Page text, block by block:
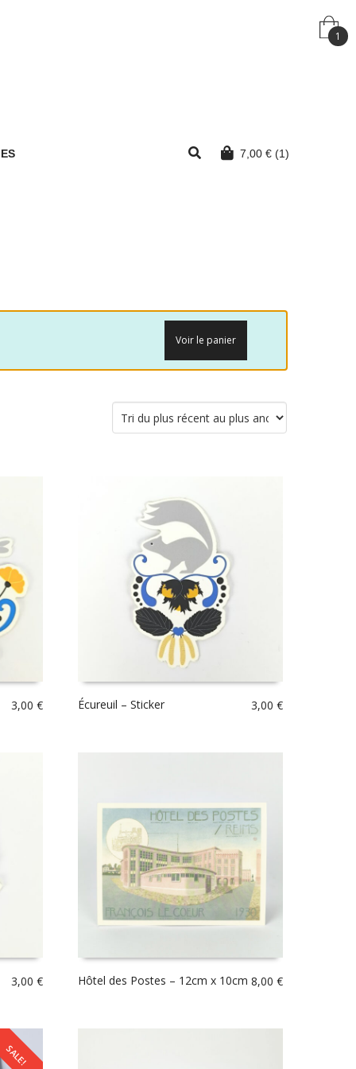
7,00 € (1)
Voir le panier
3,00 € Écureuil – Sticker 3,00€
3,00 € Hôtel des Postes – 12cm x 10cm 8,00€
SALE!
1